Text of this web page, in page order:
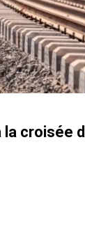
la croisée